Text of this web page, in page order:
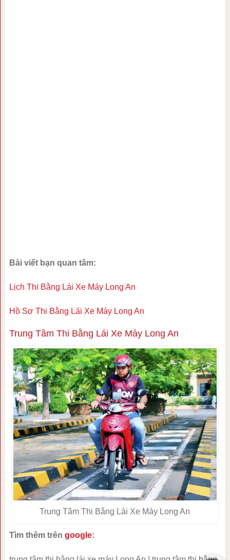
Bài viết bạn quan tâm:
Lịch Thi Bằng Lái Xe Máy Long An
Hồ Sơ Thi Bằng Lái Xe Máy Long An
Trung Tâm Thi Bằng Lái Xe Máy Long An
Trung Tâm Thi Bằng Lái Xe Máy Long An
Tìm thêm trên google: